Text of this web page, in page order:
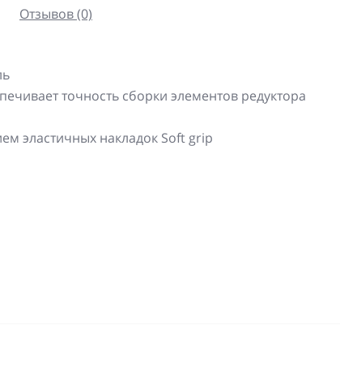
Отзывов (0)
точность сборки элементов редуктора
эластичных накладок Soft grip